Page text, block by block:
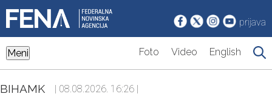
prijava
Meni Foto Video English
BIHAMK | 08.08.2026. 16:26 |